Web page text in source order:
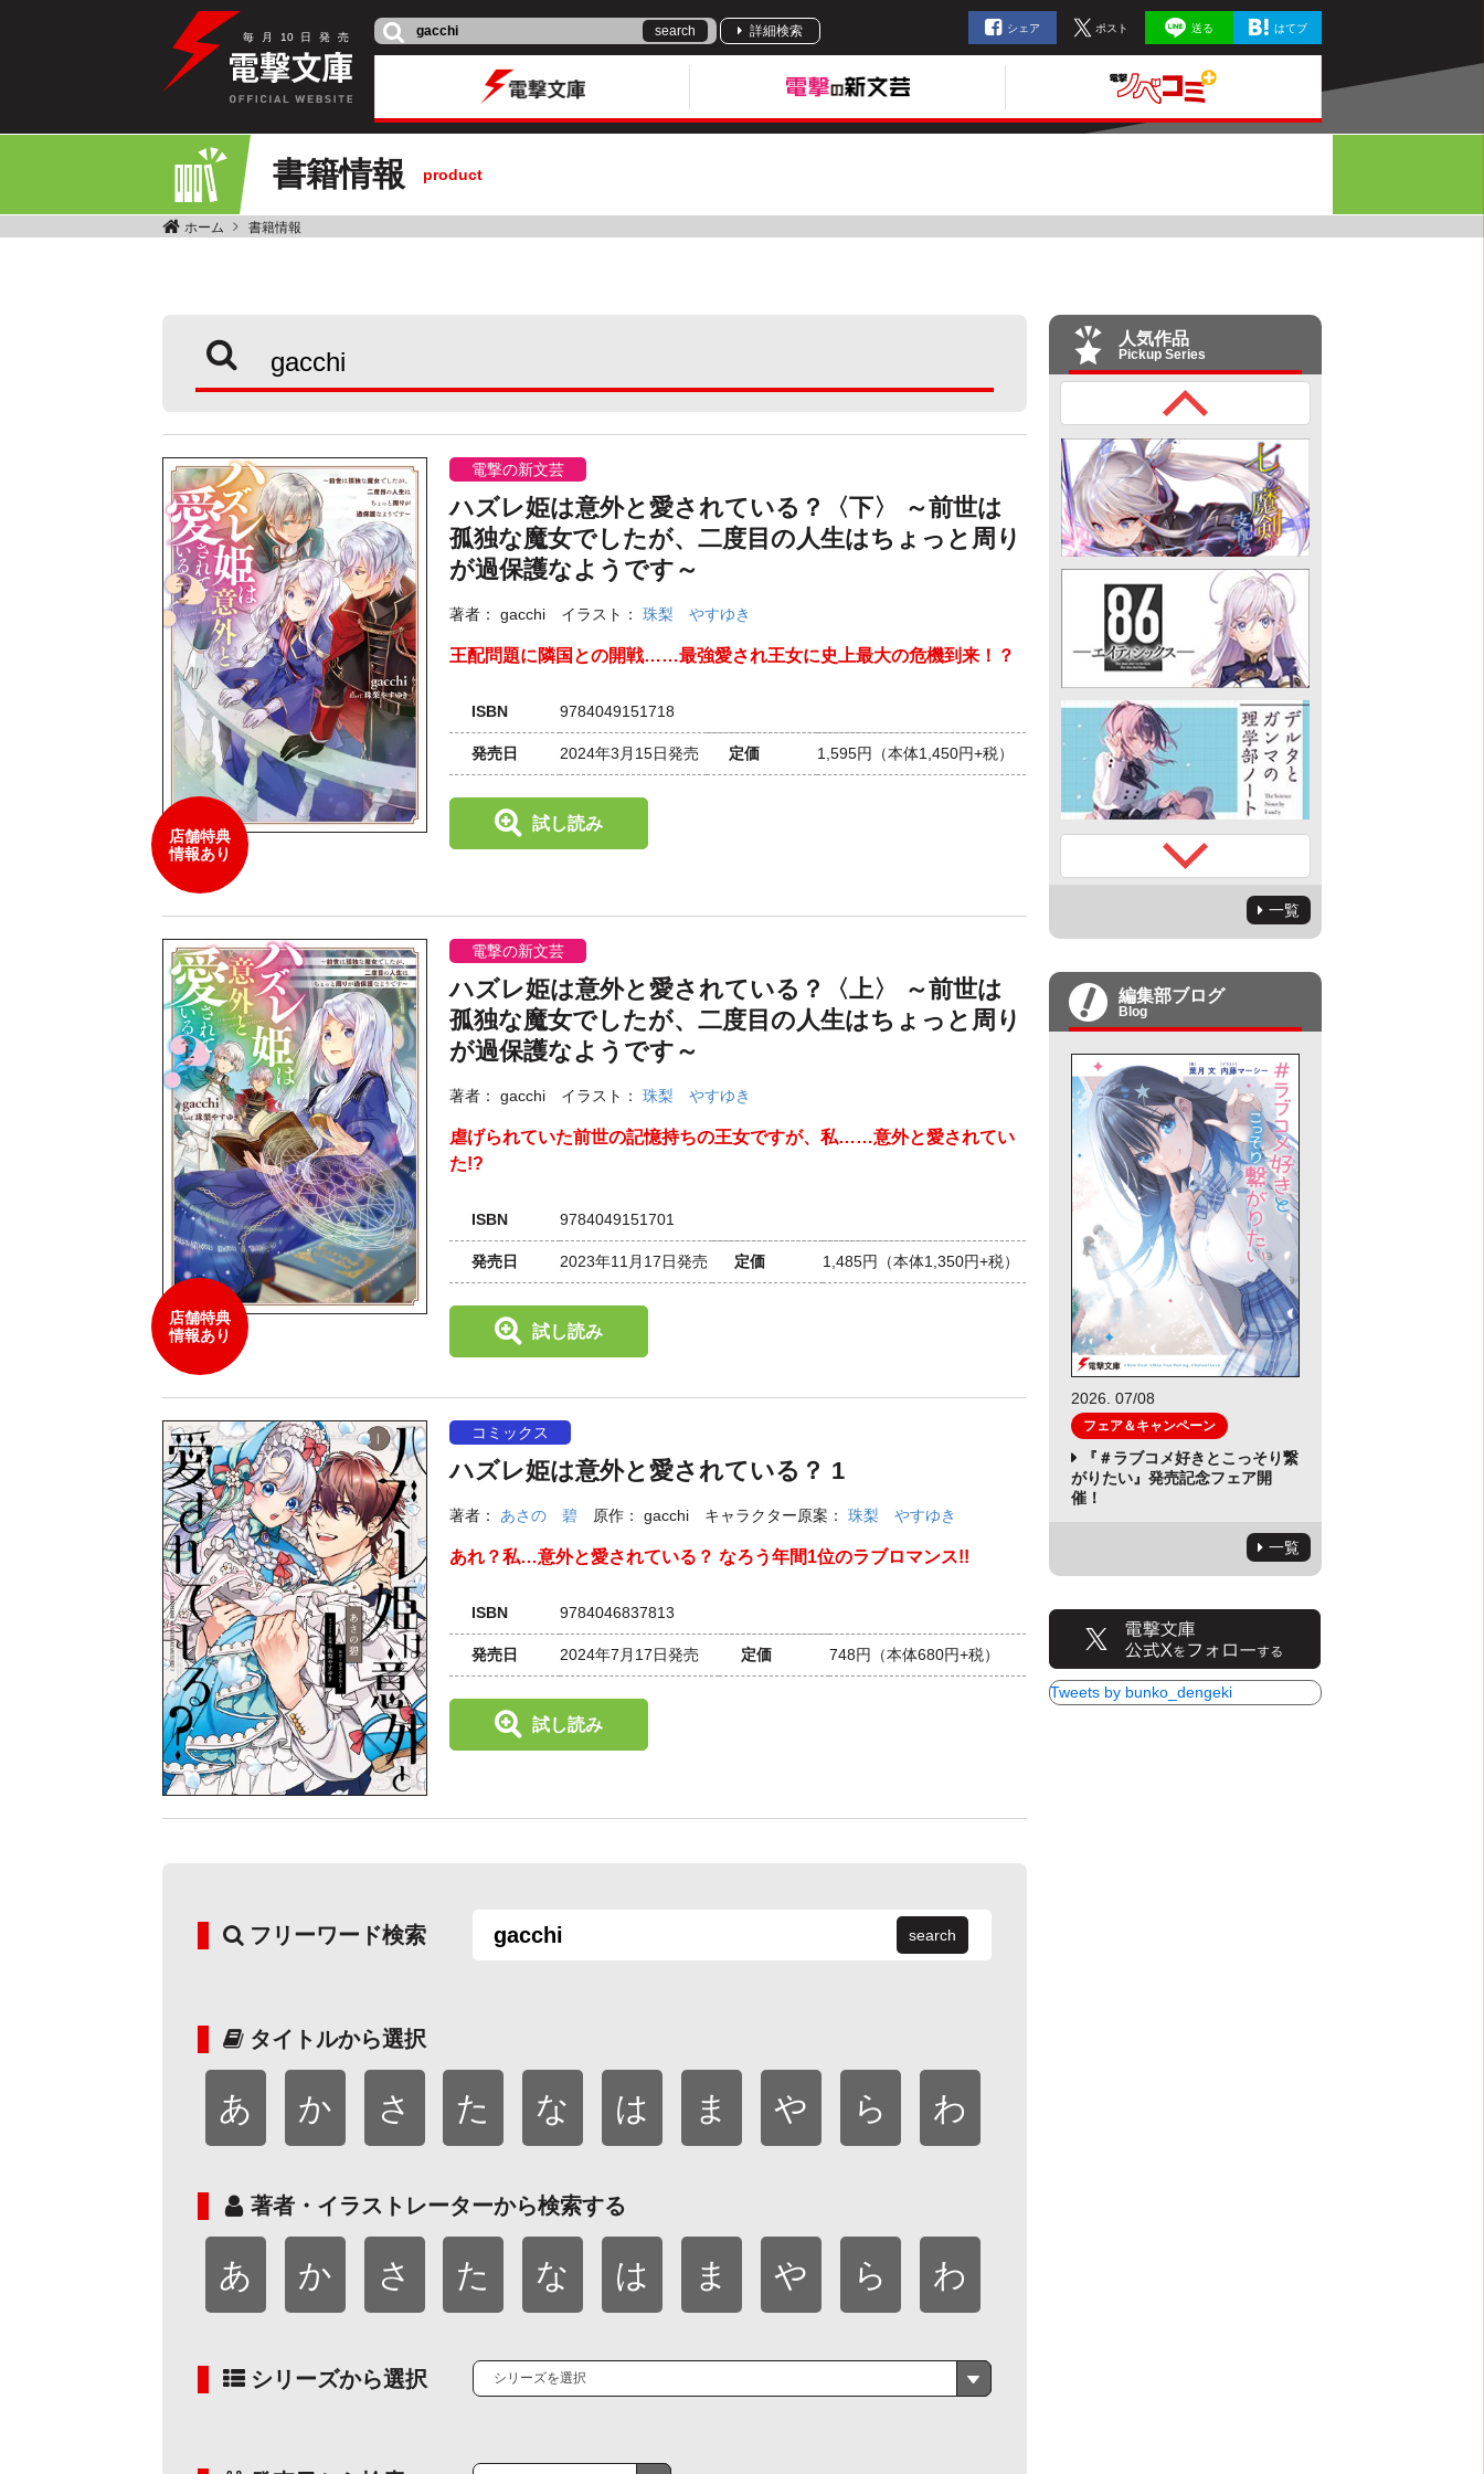
毎 月 10 日 発 売 search 詳細検索 シェア ポスト 送る はてブ
書籍情報 product
ホーム 書籍情報
店舗特典
情報あり
電撃の新文芸
ハズレ姫は意外と愛されている？〈下〉 ～前世は
孤独な魔女でしたが、二度目の人生はちょっと周り
が過保護なようです～
著者： gacchi イラスト： 珠梨 やすゆき
王配問題に隣国との開戦……最強愛され王女に史上最大の危機到来！？
ISBN 9784049151718
発売日 2024年3月15日発売 定価 1,595円 （本体1,450円+税）
試し読み
店舗特典
情報あり
電撃の新文芸
ハズレ姫は意外と愛されている？〈上〉 ～前世は
孤独な魔女でしたが、二度目の人生はちょっと周り
が過保護なようです～
著者： gacchi イラスト： 珠梨 やすゆき
虐げられていた前世の記憶持ちの王女ですが、私……意外と愛されてい
た!?
ISBN 9784049151701
発売日 2023年11月17日発売 定価 1,485円 （本体1,350円+税）
試し読み
コミックス
ハズレ姫は意外と愛されている？ 1
著者： あさの 碧 原作： gacchi キャラクター原案： 珠梨 やすゆき
あれ？私…意外と愛されている？ なろう年間1位のラブロマンス!!
ISBN 9784046837813
発売日 2024年7月17日発売 定価 748円 （本体680円+税）
試し読み
フリーワード検索 search
タイトルから選択
あ か さ た な は ま や ら わ
著者・イラストレーターから検索する
あ か さ た な は ま や ら わ
シリーズから選択 シリーズを選択
人気作品
Pickup Series
一覧
編集部ブログ
Blog
2026. 07/08
フェア＆キャンペーン
『＃ラブコメ好きとこっそり繋
がりたい』発売記念フェア開
催！
一覧
Tweets by bunko_dengeki